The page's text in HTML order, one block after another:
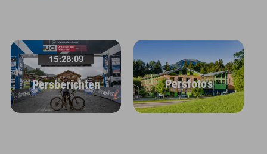
Persberichten Persfoto's